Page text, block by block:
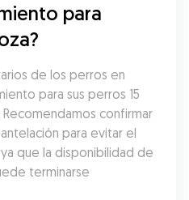
para
de los perros en
para sus perros 15
confirmar
para evitar el
que la disponibilidad de
terminarse